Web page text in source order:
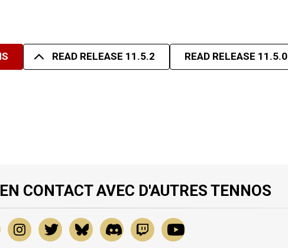
READ RELEASE 11.5.2 READ RELEASE 11.5.0
CONTACT AVEC D'AUTRES TENNOS